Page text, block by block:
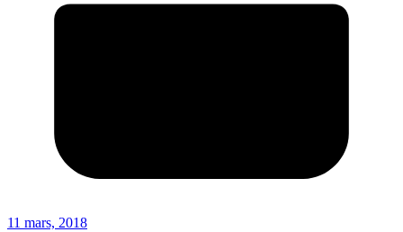
11 mars, 2018